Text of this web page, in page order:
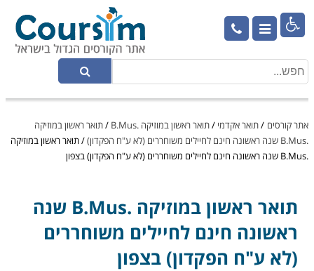

אתר קורסים /תואר אקדמי /תואר ראשון במוזיקה .B.Mus /תואר ראשון במוזיקה
.B.Mus שנה ראשונה חינם לחיילים משוחררים (לא ע"ח הפקדון)
/תואר ראשון במוזיקה
.B.Mus שנה ראשונה חינם לחיילים משוחררים (לא ע"ח הפקדון) בצפון
תואר ראשון במוזיקה .B.Mus
שנה
ראשונה חינם לחיילים משוחררים
(לא ע"ח הפקדון) בצפון